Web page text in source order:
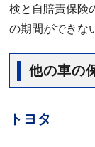
検と自賠責保険
の期間ができな
他の車の
トヨタ